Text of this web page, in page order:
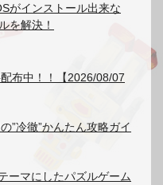
がインストール出来な
を解決！
布中！！【2026/08/07
”冷徹”かんたん攻略ガイ
ーマにしたパズルゲーム